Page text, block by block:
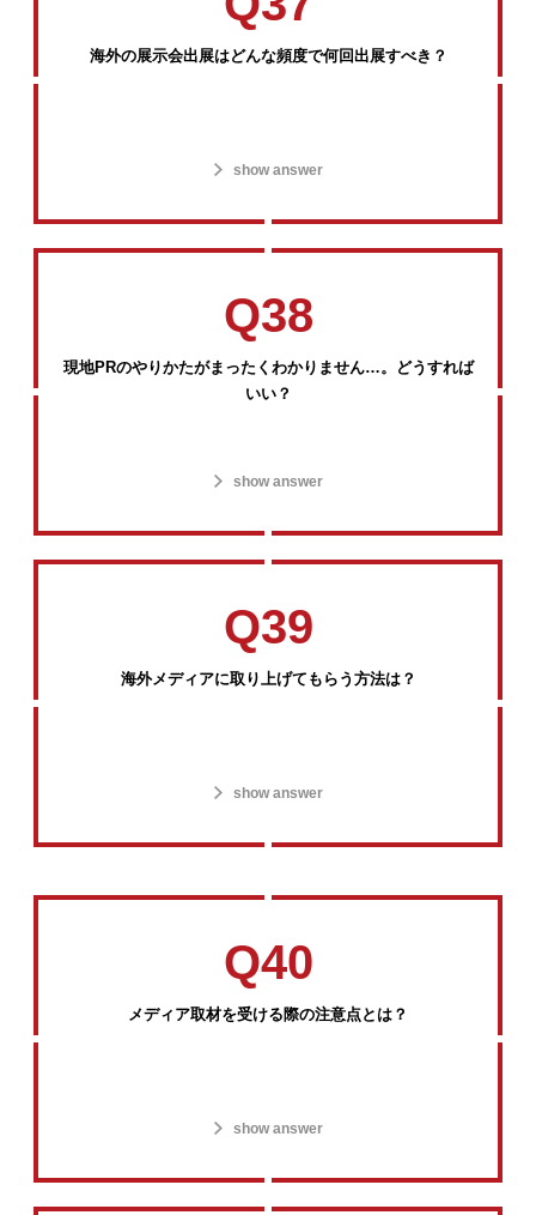
海外の展示会出展はどんな頻度で何回出展すべき？
show answer
Q38
現地PRのやりかたがまったくわかりません…。どうすれば
いい？
show answer
Q39
海外メディアに取り上げてもらう方法は？
show answer
Q40
メディア取材を受ける際の注意点とは？
show answer